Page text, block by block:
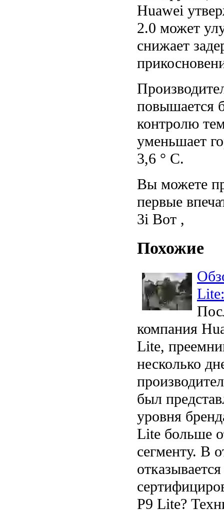
Huawei
2.0 может
снижает
повышается
контролю
уменьшает
3,6 ° C.
Вы можете
первые
3i Вот ,
Похожие
компания
Lite,
несколько
был
уровня
Lite больше
сегменту. В
P9 Lite?